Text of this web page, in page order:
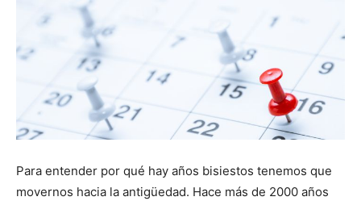
Para entender por qué hay años bisiestos tenemos que
movernos hacia la antigüedad. Hace más de 2000 años